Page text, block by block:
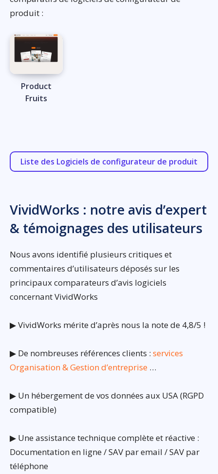
produit :
Product
Fruits
Liste des Logiciels de configurateur de produit
VividWorks : notre avis d’expert
& témoignages des utilisateurs
Nous avons identifié plusieurs critiques et
commentaires d’utilisateurs déposés sur les
principaux comparateurs d’avis logiciels
concernant VividWorks
▶ VividWorks mérite d’après nous la note de 4,8/5 !
▶ De nombreuses références clients : services
Organisation & Gestion d’entreprise …
▶ Un hébergement de vos données aux USA (RGPD
compatible)
▶ Une assistance technique complète et réactive :
Documentation en ligne / SAV par email / SAV par
téléphone